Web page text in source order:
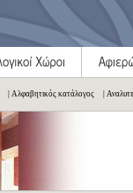
| Αλφαβητικός κατάλογος |